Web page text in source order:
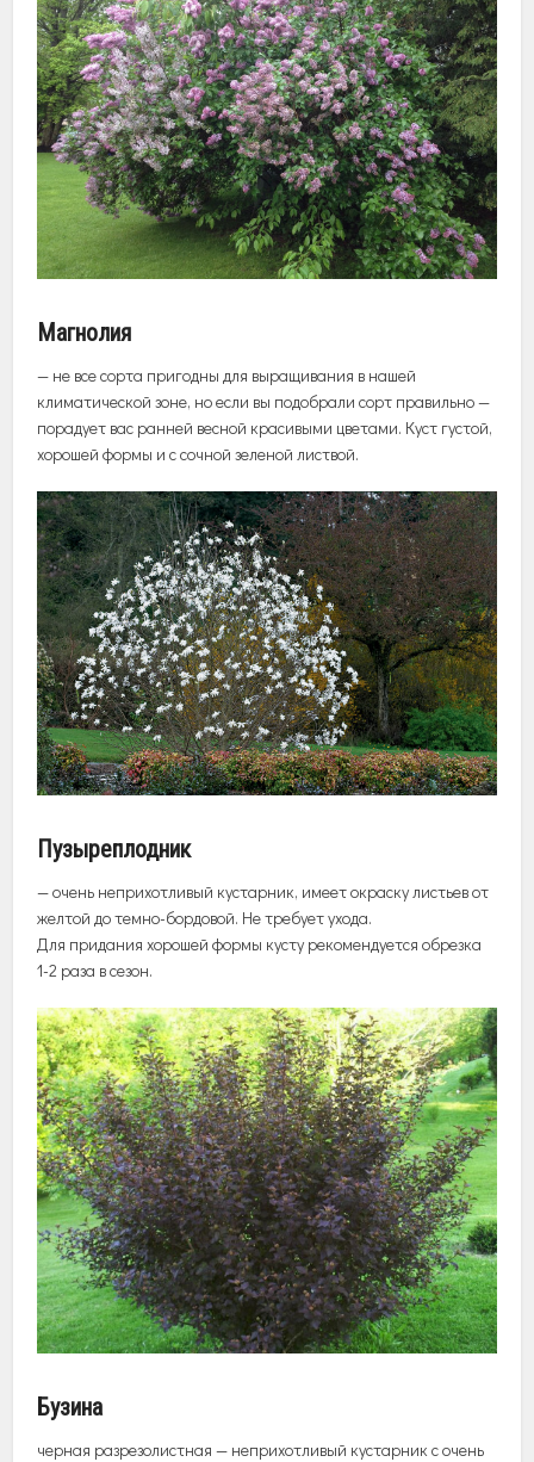
Магнолия
— не все сорта пригодны для выращивания в нашей
климатической зоне, но если вы подобрали сорт правильно —
порадует вас ранней весной красивыми цветами. Куст густой,
хорошей формы и с сочной зеленой листвой.
Пузыреплодник
— очень неприхотливый кустарник, имеет окраску листьев от
желтой до темно-бордовой. Не требует ухода.
Для придания хорошей формы кусту рекомендуется обрезка
1-2 раза в сезон.
Бузина
черная разрезолистная — неприхотливый кустарник с очень